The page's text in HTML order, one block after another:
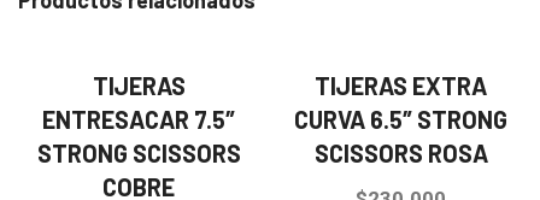
TIJERAS
ENTRESACAR 7.5″
STRONG SCISSORS
COBRE
TIJERAS EXTRA
CURVA 6.5″ STRONG
SCISSORS ROSA